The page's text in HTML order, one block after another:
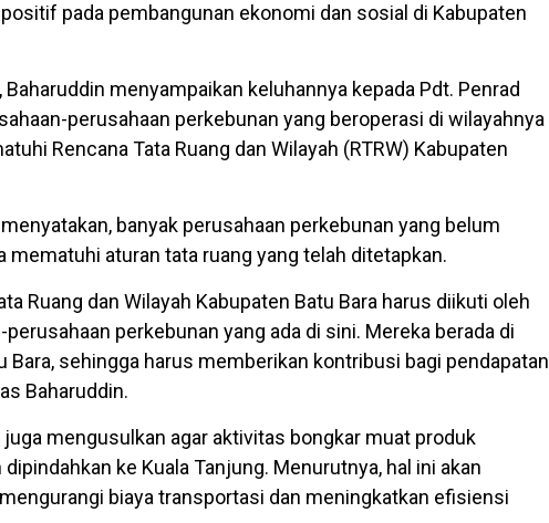
pada pembangunan ekonomi dan sosial di Kabupaten
Baharuddin menyampaikan keluhannya kepada Pdt. Penrad
perusahaan perkebunan yang beroperasi di wilayahnya
Rencana Tata Ruang dan Wilayah (RTRW) Kabupaten
banyak perusahaan perkebunan yang belum
mematuhi aturan tata ruang yang telah ditetapkan.
Ruang dan Wilayah Kabupaten Batu Bara harus diikuti oleh
perusahaan perkebunan yang ada di sini. Mereka berada di
Bara, sehingga harus memberikan kontribusi bagi pendapatan
Baharuddin.
juga mengusulkan agar aktivitas bongkar muat produk
ke Kuala Tanjung. Menurutnya, hal ini akan
biaya transportasi dan meningkatkan efisiensi